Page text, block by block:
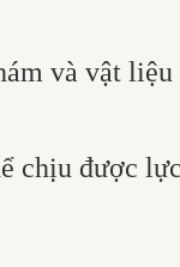
và vật
chịu được